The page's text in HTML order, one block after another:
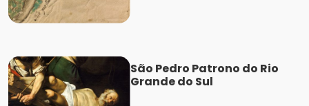
São Pedro Patrono do Rio
Grande do Sul